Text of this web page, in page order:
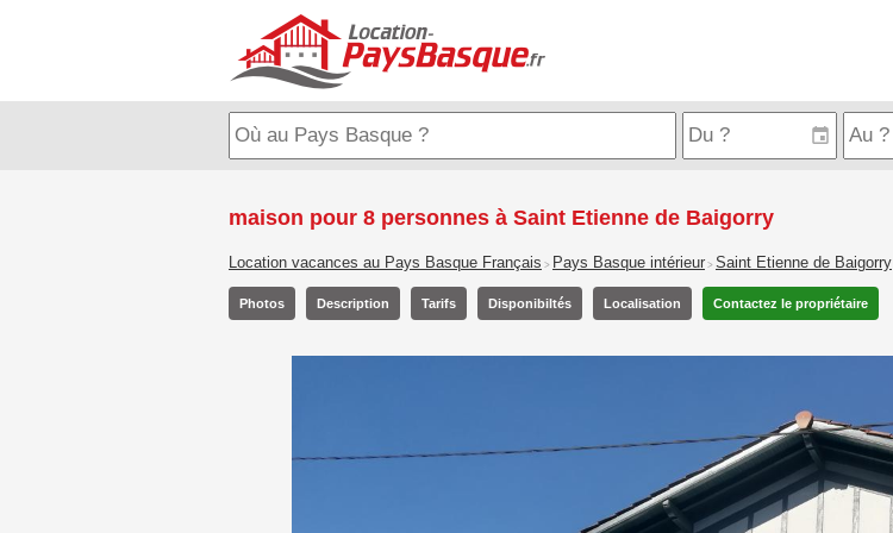
maison pour 8 personnes à Saint Etienne de Baigorry
Location vacances au Pays Basque Français > Pays Basque intérieur > Saint Etienne de Baigorry
Photos Description Tarifs Disponibiltés Localisation Contactez le propriétaire